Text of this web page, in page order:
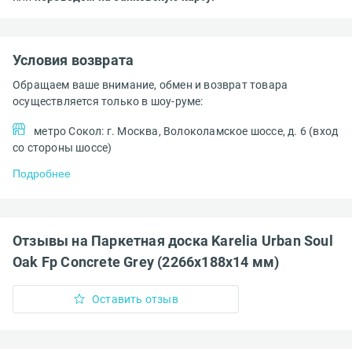
Условия возврата
Обращаем ваше внимание, обмен и возврат товара
осуществляется только в шоу-руме:
метро Сокол: г. Москва, Волоколамское шоссе, д. 6 (вход
со стороны шоссе)
Подробнее
Отзывы на Паркетная доска Karelia Urban Soul
Oak Fp Concrete Grey (2266х188х14 мм)
Оставить отзыв